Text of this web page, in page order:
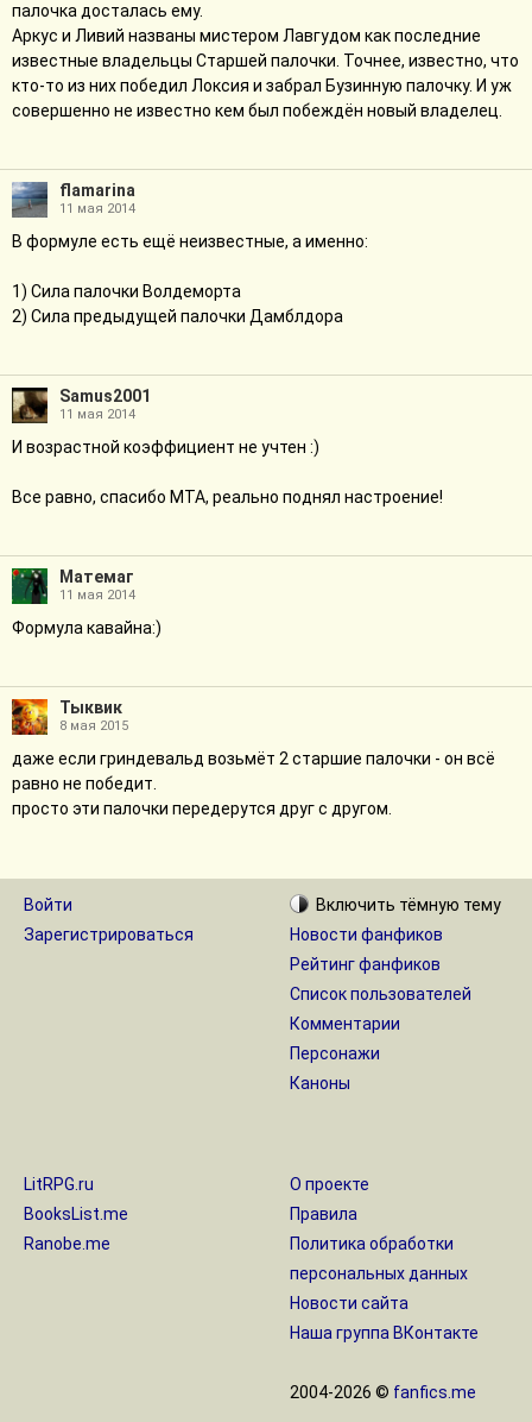
палочка досталась ему.
Аркус и Ливий названы мистером Лавгудом как последние
известные владельцы Старшей палочки. Точнее, известно, что
кто-то из них победил Локсия и забрал Бузинную палочку. И уж
совершенно не известно кем был побеждён новый владелец.
flamarina
11 мая 2014
В формуле есть ещё неизвестные, а именно:
1) Сила палочки Волдеморта
2) Сила предыдущей палочки Дамблдора
Samus2001
11 мая 2014
И возрастной коэффициент не учтен :)
Все равно, спасибо МТА, реально поднял настроение!
Матемаг
11 мая 2014
Формула кавайна:)
Тыквик
8 мая 2015
даже если гриндевальд возьмёт 2 старшие палочки - он всё
равно не победит.
просто эти палочки передерутся друг с другом.
Войти
Зарегистрироваться
Включить тёмную тему
Новости фанфиков
Рейтинг фанфиков
Список пользователей
Комментарии
Персонажи
Каноны
LitRPG.ru
BooksList.me
Ranobe.me
О проекте
Правила
Политика обработки
персональных данных
Новости сайта
Наша группа ВКонтакте
2004-2026 © fanfics.me